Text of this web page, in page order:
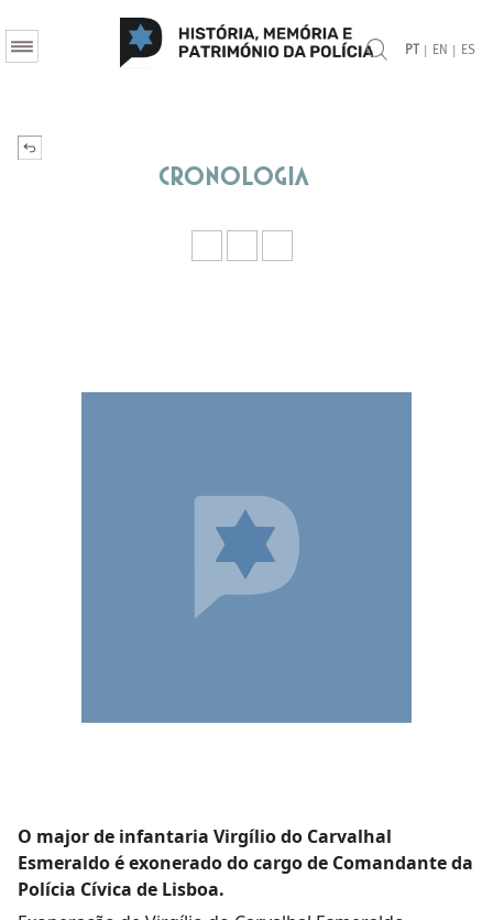
PT | EN | ES
Cronologia
O major de infantaria Virgílio do Carvalhal
Esmeraldo é exonerado do cargo de Comandante da
Polícia Cívica de Lisboa.